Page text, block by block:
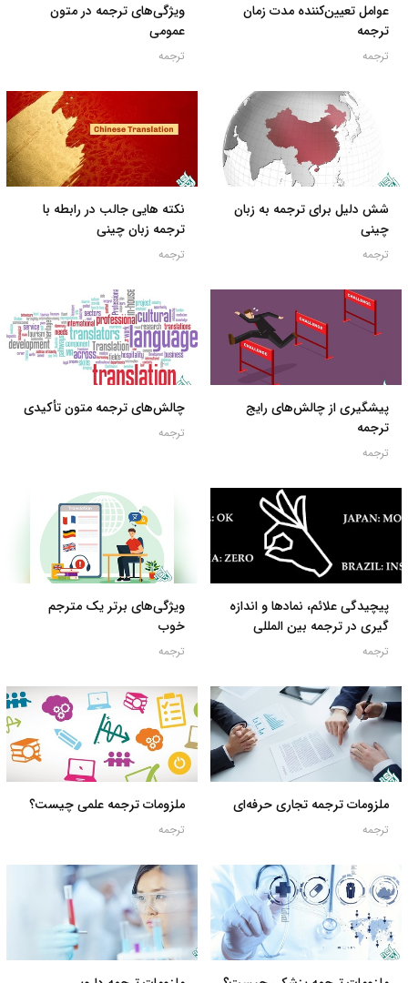
عوامل تعیین‌کننده مدت زمان
ترجمه
ترجمه
ویژگی‌های ترجمه در متون
عمومی
ترجمه
شش دلیل برای ترجمه به زبان
چینی
ترجمه
نکته هایی جالب در رابطه با
ترجمه زبان چینی
ترجمه
پیشگیری از چالش‌های رایج
ترجمه
ترجمه
چالش‌های ترجمه متون تأکیدی
ترجمه
پیچیدگی علائم، نمادها و اندازه
گیری در ترجمه بین المللی
ترجمه
ویژگی‌های برتر یک مترجم
خوب
ترجمه
ملزومات ترجمه تجاری حرفه‌ای
ترجمه
ملزومات ترجمه علمی چیست؟
ترجمه